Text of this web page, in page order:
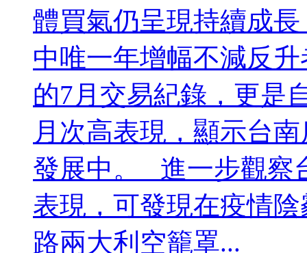
體買氣仍呈現持續成
中唯一年增幅不減反
的7月交易紀錄，更是
月次高表現，顯示台
發展中。 進一步觀察
表現，可發現在疫情
路兩大利空籠罩...